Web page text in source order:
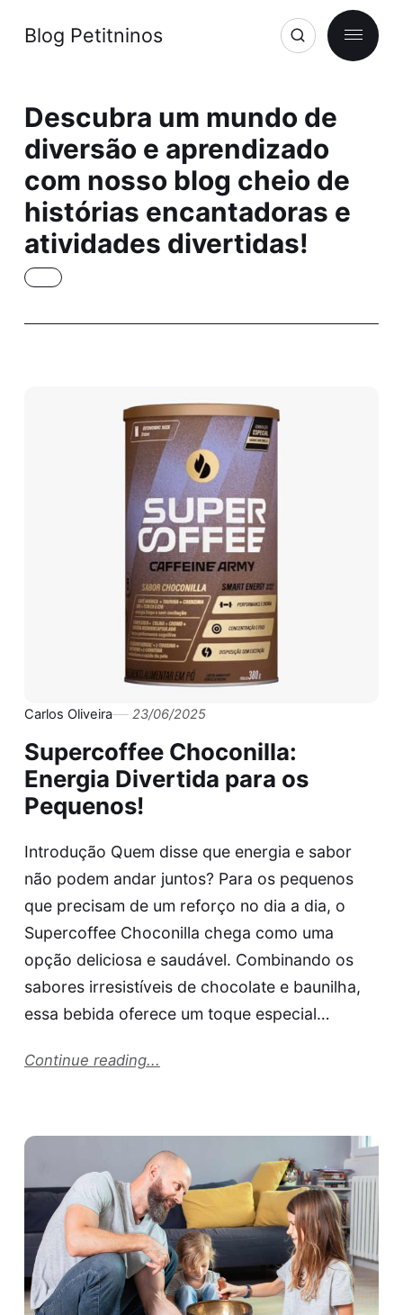
Blog Petitninos
Descubra um mundo de
diversão e aprendizado
com nosso blog cheio de
histórias encantadoras e
atividades divertidas!
Carlos Oliveira 23/06/2025
Supercoffee Choconilla:
Energia Divertida para os
Pequenos!
Introdução Quem disse que energia e sabor
não podem andar juntos? Para os pequenos
que precisam de um reforço no dia a dia, o
Supercoffee Choconilla chega como uma
opção deliciosa e saudável. Combinando os
sabores irresistíveis de chocolate e baunilha,
essa bebida oferece um toque especial…
Continue reading...